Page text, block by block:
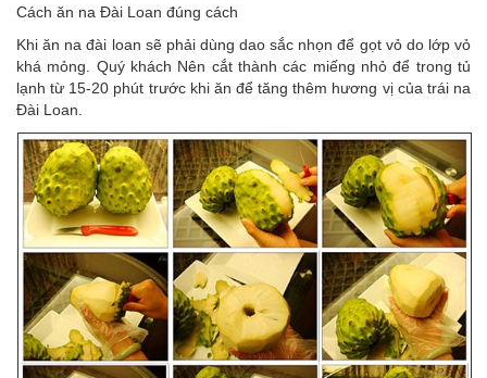
Cách ăn na Đài Loan đúng cách
Khi ăn na đài loan sẽ phải dùng dao sắc nhọn để gọt vỏ do lớp vỏ
khá mỏng. Quý khách Nên cắt thành các miếng nhỏ để trong tủ
lạnh từ 15-20 phút trước khi ăn để tăng thêm hương vị của trái na
Đài Loan.